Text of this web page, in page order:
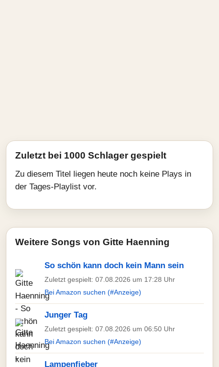
Zuletzt bei 1000 Schlager gespielt
Zu diesem Titel liegen heute noch keine Plays in
der Tages-Playlist vor.
Weitere Songs von Gitte Haenning
So schön kann doch kein Mann sein
Zuletzt gespielt: 07.08.2026 um 17:28 Uhr
Bei Amazon suchen (#Anzeige)
Junger Tag
Zuletzt gespielt: 07.08.2026 um 06:50 Uhr
Bei Amazon suchen (#Anzeige)
Lampenfieber